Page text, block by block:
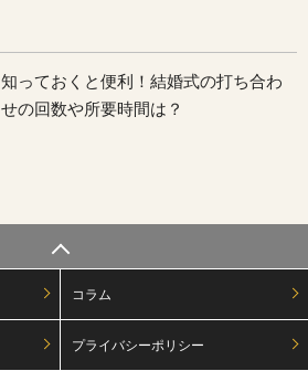
知っておくと便利！結婚式の打ち合わ
せの回数や所要時間は？
コラム
プライバシーポリシー